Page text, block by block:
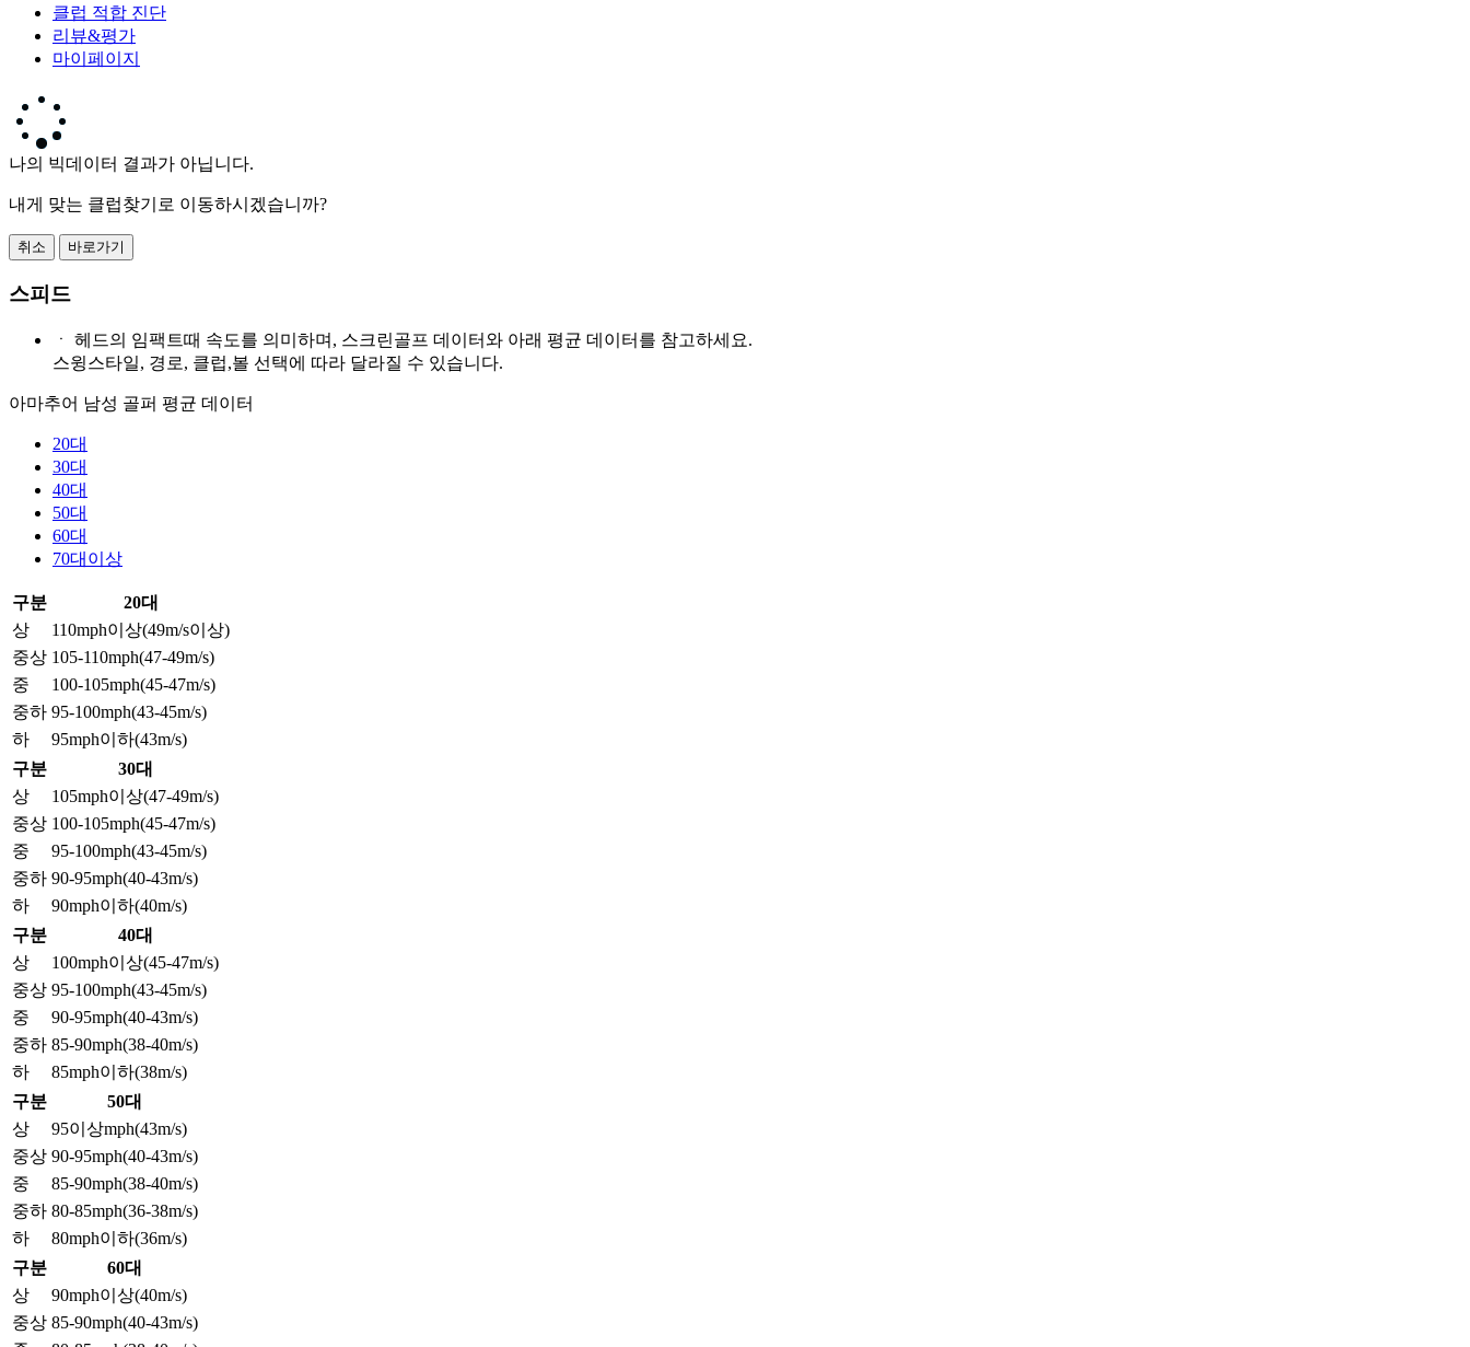
클럽 적합 진단
리뷰&평가
마이페이지
나의 빅데이터 결과가 아닙니다.
내게 맞는 클럽찾기로 이동하시겠습니까?
취소 바로가기
스피드
ㆍ
헤드의 임팩트때 속도를 의미하며, 스크린골프 데이터와 아래 평균 데이터를 참고하세요.
스윙스타일, 경로, 클럽,볼 선택에 따라 달라질 수 있습니다.
아마추어 남성 골퍼 평균 데이터
20대
30대
40대
50대
60대
70대이상
구분
20대
상
110mph이상(49m/s이상)
중상 105-110mph(47-49m/s)
중
100-105mph(45-47m/s)
중하 95-100mph(43-45m/s)
하
95mph이하(43m/s)
구분
30대
상
105mph이상(47-49m/s)
중상 100-105mph(45-47m/s)
중
95-100mph(43-45m/s)
중하 90-95mph(40-43m/s)
하
90mph이하(40m/s)
구분
40대
상
100mph이상(45-47m/s)
중상 95-100mph(43-45m/s)
중
90-95mph(40-43m/s)
중하 85-90mph(38-40m/s)
하
85mph이하(38m/s)
구분
50대
상
95이상mph(43m/s)
중상 90-95mph(40-43m/s)
중
85-90mph(38-40m/s)
중하 80-85mph(36-38m/s)
하
80mph이하(36m/s)
구분
60대
상
90mph이상(40m/s)
중상 85-90mph(40-43m/s)